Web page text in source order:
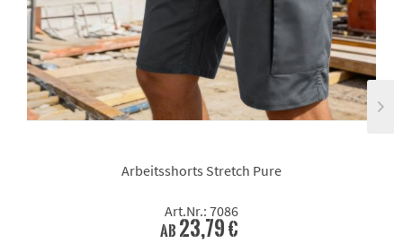
Arbeitsshorts Stretch Pure
Art.Nr.: 7086
ab 23,79 €